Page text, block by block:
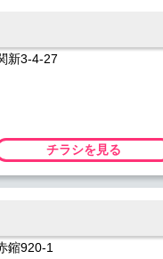
新3-4-27
チラシを見る
鏥920-1